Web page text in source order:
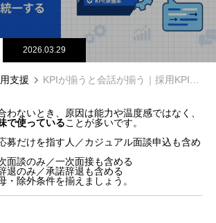
採用について
2026.03.29
支援 KPIが揃うと会話が揃う｜採用KPIの定義を統一する
わないとき、原因は能力や温度感ではなく、
で使っていることが多いです。
募だけを指す人／カジュアル面談申込も含め
面談のみ／一次面接も含める
退のみ／承諾辞退も含める
・除外条件を揃えましょう。